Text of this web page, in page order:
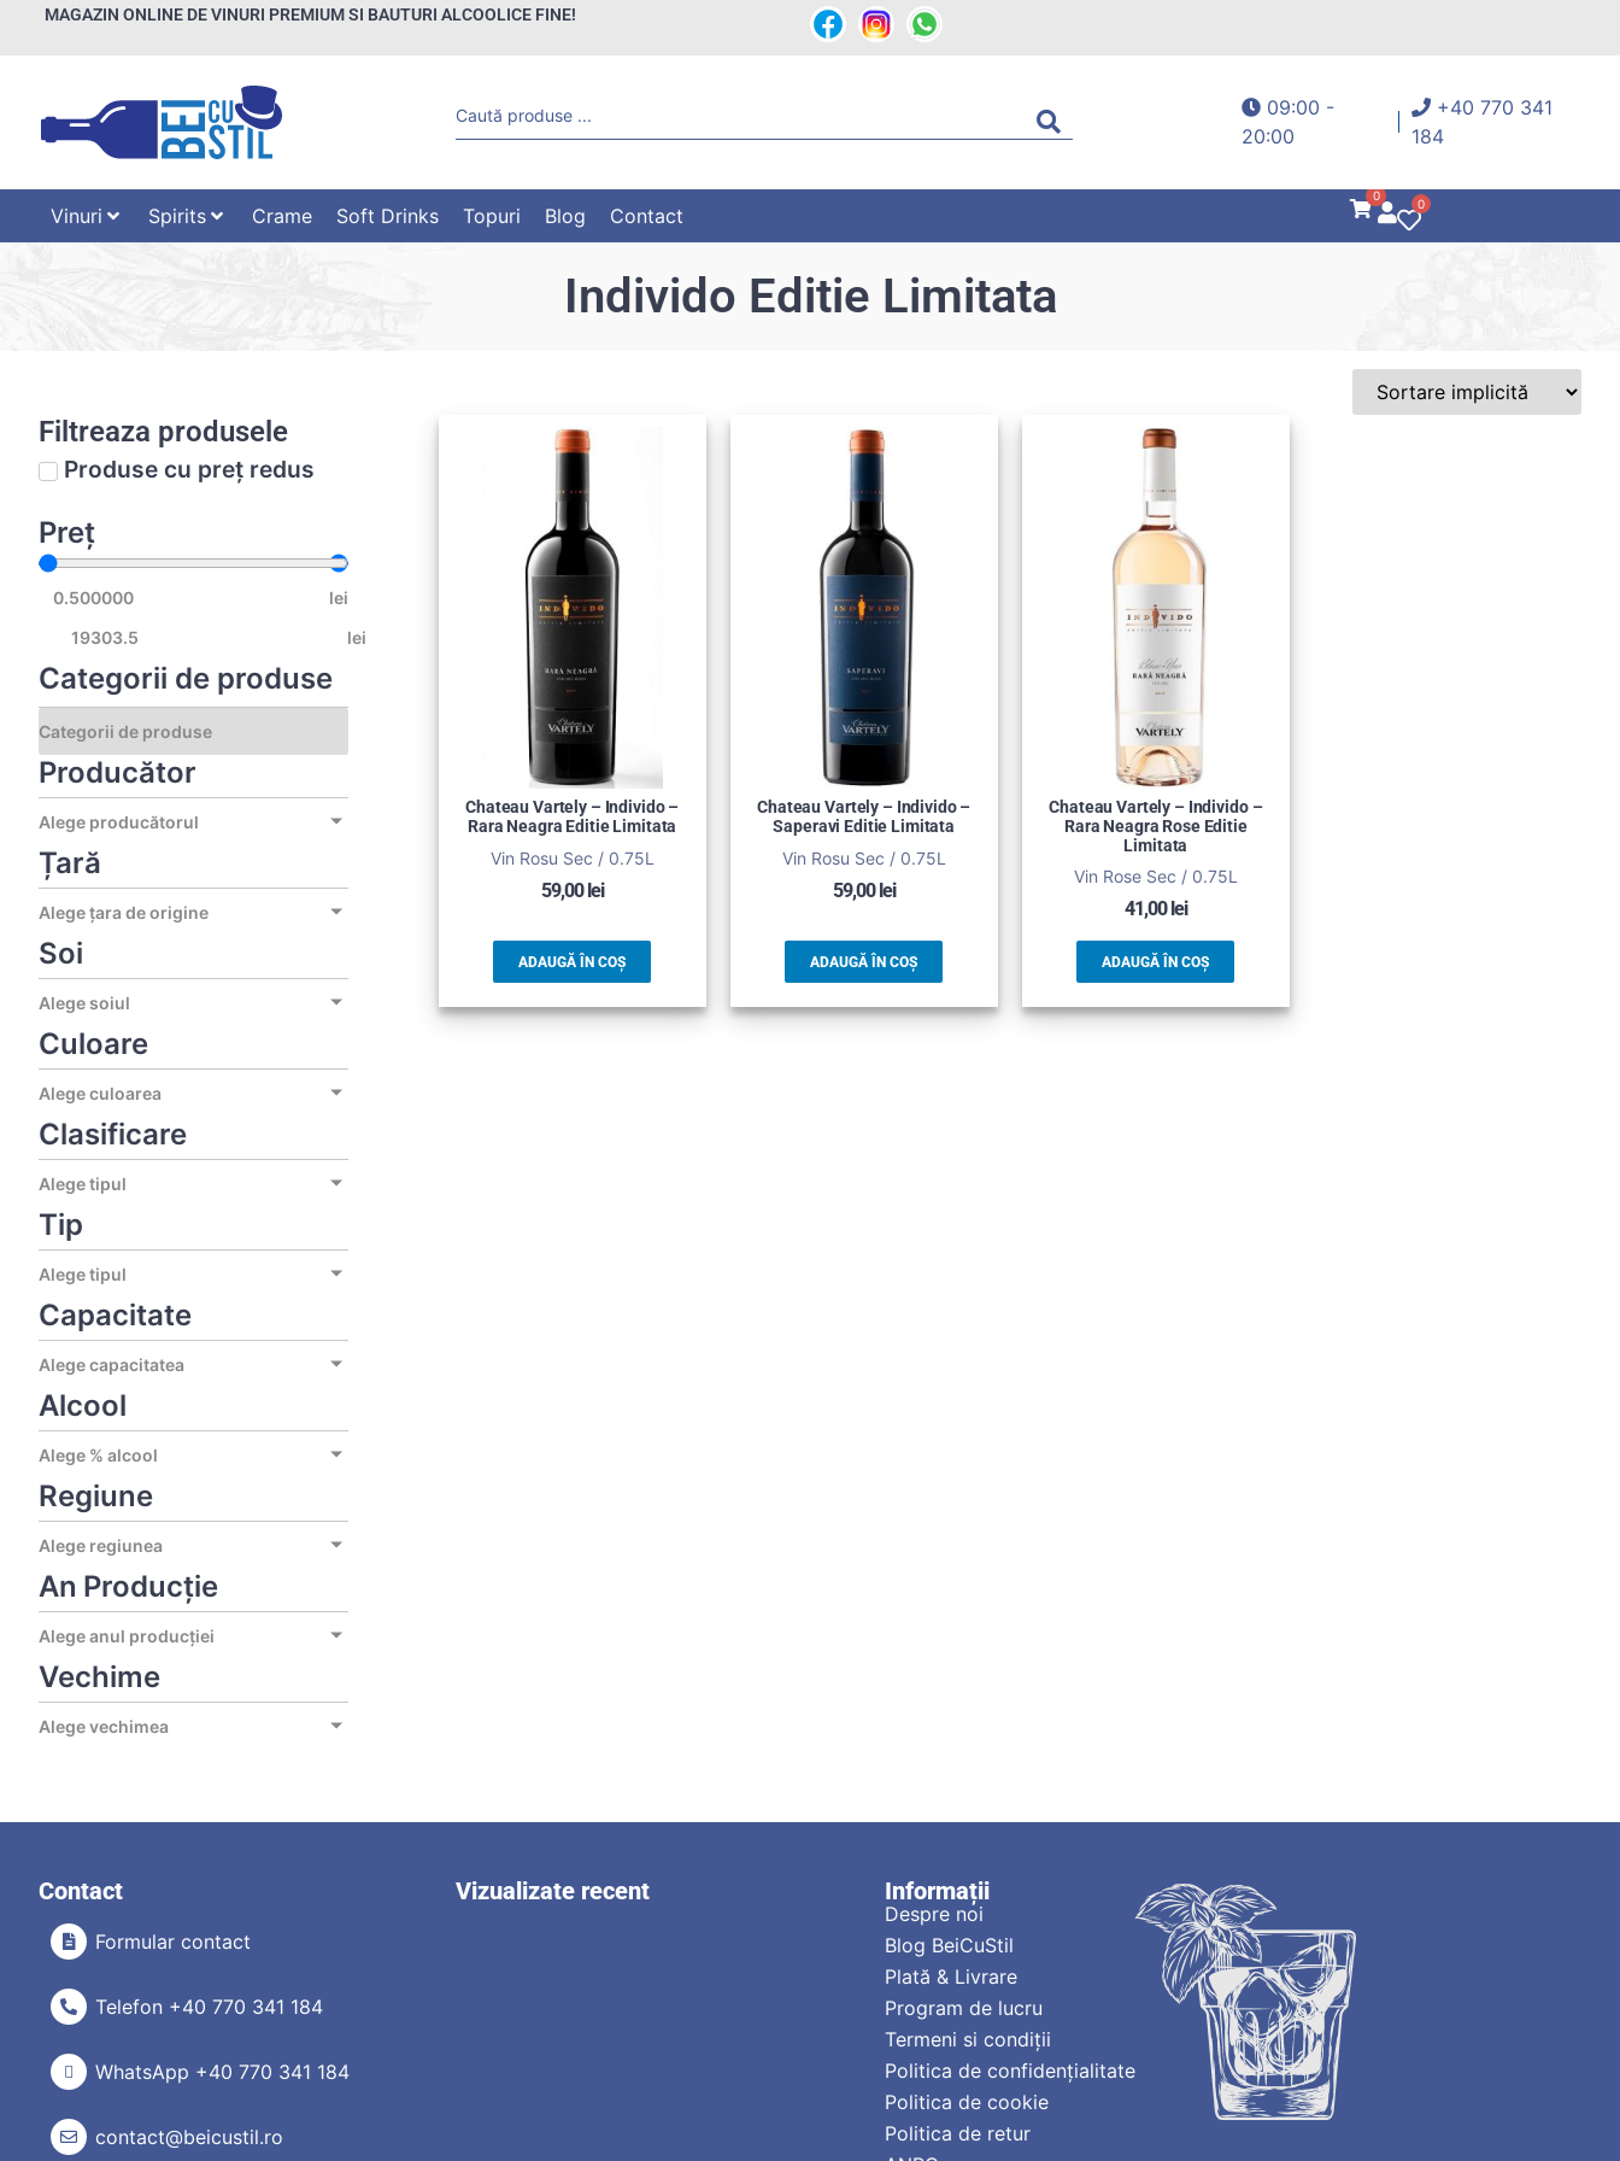
MAGAZIN ONLINE DE VINURI PREMIUM SI BAUTURI ALCOOLICE FINE!
09:00 -
20:00
+40 770 341
184
Vinuri Spirits Crame Soft Drinks Topuri Blog Contact
0
0
Individo Editie Limitata
Filtreaza produsele
Produse cu preț redus
Preț
lei
lei
Categorii de produse
Producător
Alege producătorul
Țară
Alege țara de origine
Soi
Alege soiul
Culoare
Alege culoarea
Clasificare
Alege tipul
Tip
Alege tipul
Capacitate
Alege capacitatea
Alcool
Alege % alcool
Regiune
Alege regiunea
An Producție
Alege anul producției
Vechime
Alege vechimea
Chateau Vartely – Individo –
Rara Neagra Editie Limitata
Vin Rosu Sec / 0.75L
59,00lei
ADAUGĂ ÎN COȘ
Chateau Vartely – Individo –
Saperavi Editie Limitata
Vin Rosu Sec / 0.75L
59,00lei
ADAUGĂ ÎN COȘ
Chateau Vartely – Individo –
Rara Neagra Rose Editie
Limitata
Vin Rose Sec / 0.75L
41,00lei
ADAUGĂ ÎN COȘ
Contact
Formular contact
Telefon +40 770 341 184
WhatsApp +40 770 341 184
contact@beicustil.ro
Vizualizate recent Informații
Despre noi
Blog BeiCuStil
Plată & Livrare
Program de lucru
Termeni si condiții
Politica de confidențialitate
Politica de cookie
Politica de retur